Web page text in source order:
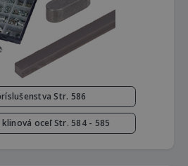
Str. 586
oceľ Str. 584 - 585